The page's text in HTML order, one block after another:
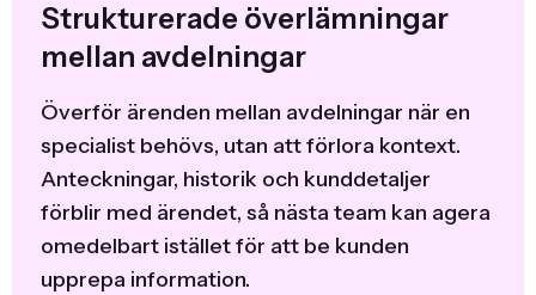
Strukturerade överlämningar
mellan avdelningar
Överför ärenden mellan avdelningar när en
specialist behövs, utan att förlora kontext.
Anteckningar, historik och kunddetaljer
förblir med ärendet, så nästa team kan agera
omedelbart istället för att be kunden
upprepa information.